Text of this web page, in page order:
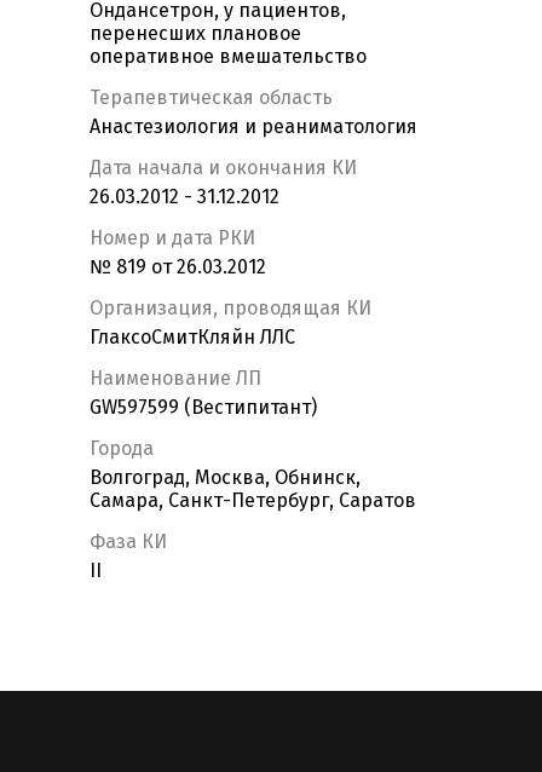
Ондансетрон, у пациентов,
перенесших плановое
оперативное вмешательство
Терапевтическая область
Анастезиология и реаниматология
Дата начала и окончания КИ
26.03.2012 - 31.12.2012
Номер и дата РКИ
№ 819 от 26.03.2012
Организация, проводящая КИ
ГлаксоСмитКляйн ЛЛС
Наименование ЛП
GW597599 (Вестипитант)
Города
Волгоград, Москва, Обнинск,
Самара, Санкт-Петербург, Саратов
Фаза КИ